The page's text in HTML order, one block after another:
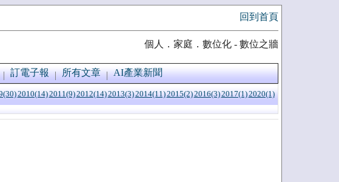
回到首頁
個人．家庭．數位化 - 數位之牆
訂電子報 所有文章 AI產業新聞
2010(14)2011(9)2012(14)2013(3)2014(11)2015(2)2016(3)2017(1)2020(1)